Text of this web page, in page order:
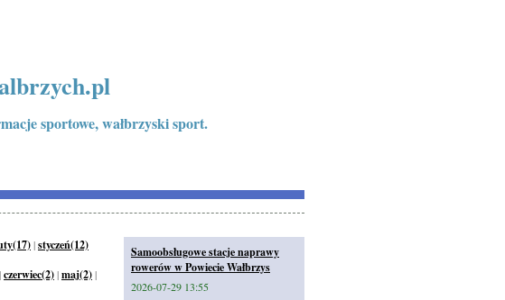
sportowe, wałbrzyski sport.
|styczeń(12)
|czerwiec(2)|maj(2)|
Samoobsługowe stacje naprawy
rowerów w Powiecie Wałbrzys
2026-07-29 13:55